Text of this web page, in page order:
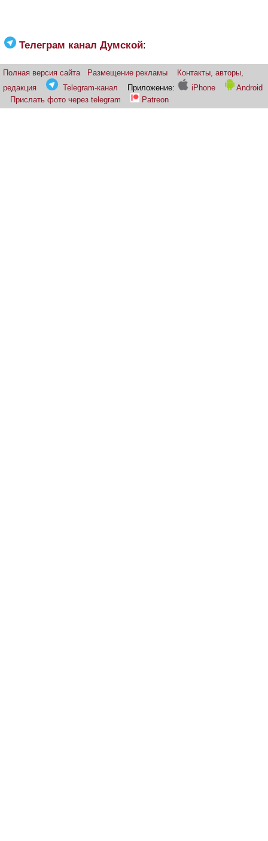
Телеграм канал Думской:
Полная версия сайта Размещение рекламы
Контакты, авторы,
редакция
Telegram-канал Приложение: iPhone
Android
Прислать фото через telegram
Patreon